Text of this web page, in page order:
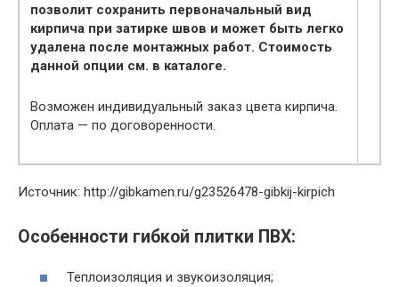
позволит сохранить первоначальный вид
кирпича при затирке швов и может быть легко
удалена после монтажных работ. Стоимость
данной опции см. в каталоге.
Возможен индивидуальный заказ цвета кирпича.
Оплата — по договоренности.
Источник: http://gibkamen.ru/g23526478-gibkij-kirpich
Особенности гибкой плитки ПВХ:
Теплоизоляция и звукоизоляция;